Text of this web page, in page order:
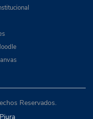
Reservados.